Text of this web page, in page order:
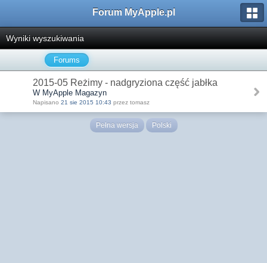
Forum MyApple.pl
Wyniki wyszukiwania
Forums
2015-05 Reżimy - nadgryziona część jabłka
W MyApple Magazyn
Napisano 21 sie 2015 10:43 przez tomasz
Pełna wersja Polski